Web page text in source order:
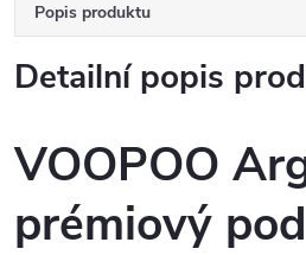
Popis produktu
Detailní popis
VOOPOO
prémiový